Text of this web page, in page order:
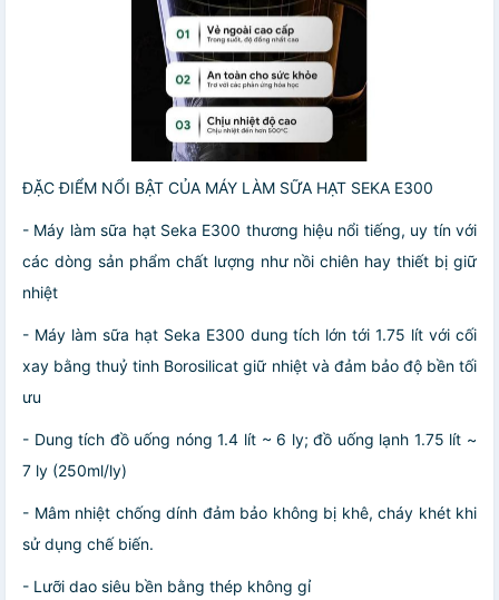
️️ĐẶC ĐIỂM NỔI BẬT CỦA MÁY LÀM SỮA HẠT SEKA E300
- Máy làm sữa hạt Seka E300 thương hiệu nổi tiếng, uy tín với
các dòng sản phẩm chất lượng như nồi chiên hay thiết bị giữ
nhiệt
- Máy làm sữa hạt Seka E300 dung tích lớn tới 1.75 lít với cối
xay bằng thuỷ tinh Borosilicat giữ nhiệt và đảm bảo độ bền tối
ưu
- Dung tích đồ uống nóng 1.4 lít ~ 6 ly; đồ uống lạnh 1.75 lít ~
7 ly (250ml/ly)
- Mâm nhiệt chống dính đảm bảo không bị khê, cháy khét khi
sử dụng chế biến.
- Lưỡi dao siêu bền bằng thép không gỉ